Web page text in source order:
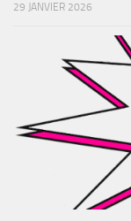
29 JANVIER 2026